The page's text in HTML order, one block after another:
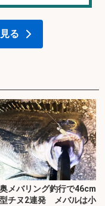
る
メバリング釣行で46cm
チヌ2連発 メバルは小